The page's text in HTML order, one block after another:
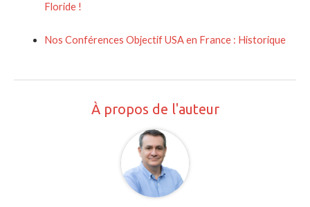
Floride !
Nos Conférences Objectif USA en France : Historique
À propos de l'auteur